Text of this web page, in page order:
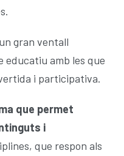
gran ventall
educatiu amb les que
i participativa.
que permet
i
que respon als